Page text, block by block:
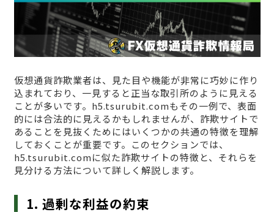
仮想通貨詐欺業者は、見た目や機能が非常に巧妙に作り
込まれており、一見すると正当な取引所のように見える
ことが多いです。h5.tsurubit.comもその一例で、表面
的には合法的に見えるかもしれませんが、詐欺サイトで
あることを見抜くためにはいくつかの共通の特徴を理解
しておくことが重要です。このセクションでは、
h5.tsurubit.comに似た詐欺サイトの特徴と、それらを
見分ける方法について詳しく解説します。
1. 過剰な利益の約束